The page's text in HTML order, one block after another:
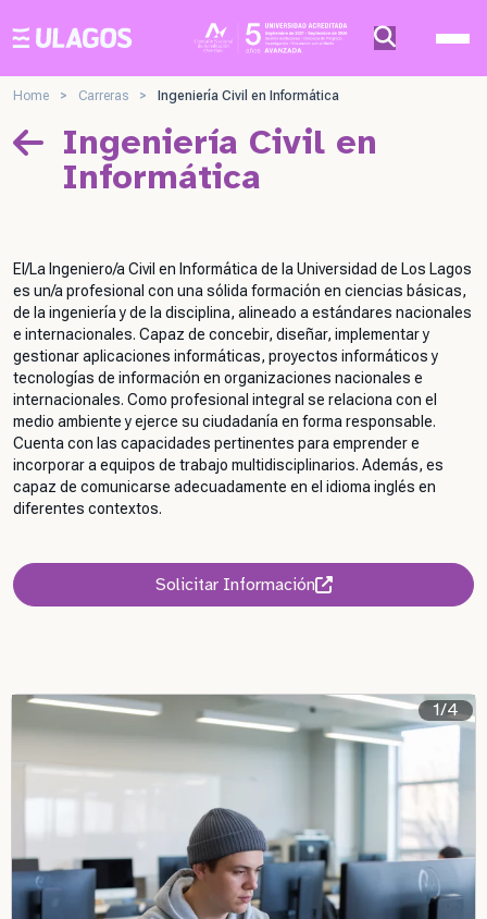
Ulagos Template
Home > Carreras > Ingeniería Civil en Informática
Ingeniería Civil en
Informática
El/La Ingeniero/a Civil en Informática de la Universidad de Los Lagos
es un/a profesional con una sólida formación en ciencias básicas,
de la ingeniería y de la disciplina, alineado a estándares nacionales
e internacionales. Capaz de concebir, diseñar, implementar y
gestionar aplicaciones informáticas, proyectos informáticos y
tecnologías de información en organizaciones nacionales e
internacionales. Como profesional integral se relaciona con el
medio ambiente y ejerce su ciudadanía en forma responsable.
Cuenta con las capacidades pertinentes para emprender e
incorporar a equipos de trabajo multidisciplinarios. Además, es
capaz de comunicarse adecuadamente en el idioma inglés en
diferentes contextos.
Solicitar Información
1/4